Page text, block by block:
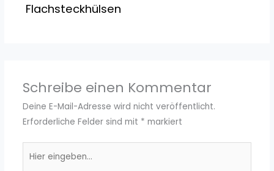
Flachsteckhülsen
Schreibe einen Kommentar
Deine E-Mail-Adresse wird nicht veröffentlicht.
Erforderliche Felder sind mit * markiert
eingeben…